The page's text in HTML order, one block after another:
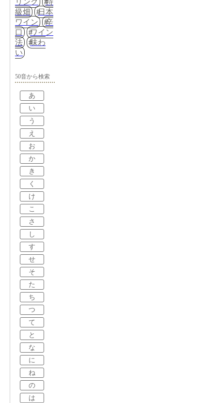
級畑
日本
ワイン
辛
口
ワイン
法
味わ
い
50音から検索
あ
い
う
え
お
か
き
く
け
こ
さ
し
す
せ
そ
た
ち
つ
て
と
な
に
ね
の
は